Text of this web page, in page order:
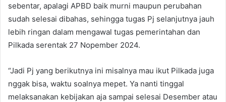
sebentar, apalagi APBD baik murni maupun perubahan
sudah selesai dibahas, sehingga tugas Pj selanjutnya jauh
lebih ringan dalam mengawal tugas pemerintahan dan
Pilkada serentak 27 Nopember 2024.
“Jadi Pj yang berikutnya ini misalnya mau ikut Pilkada juga
nggak bisa, waktu soalnya mepet. Ya nanti tinggal
melaksanakan kebijakan aja sampai selesai Desember atau